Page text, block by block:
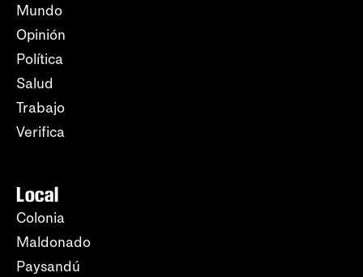
Mundo
Opinión
Política
Salud
Trabajo
Verifica
Local
Colonia
Maldonado
Paysandú